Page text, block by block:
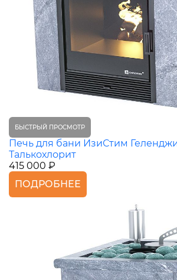
БЫСТРЫЙ ПРОСМОТР
Печь для бани ИзиСтим
Талькохлорит
415 000 ₽
ПОДРОБНЕЕ